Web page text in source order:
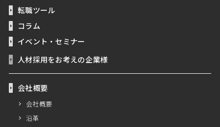
転職ツール
コラム
イベント・セミナー
人材採用をお考えの企業様
会社概要
会社概要
沿革